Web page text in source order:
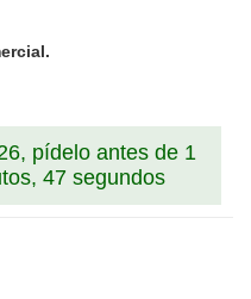
pídelo antes de 1
46 segundos